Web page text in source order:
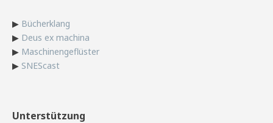
▶ Bücherklang
▶ Deus ex machina
▶ Maschinengeflüster
▶ SNEScast
Unterstützung